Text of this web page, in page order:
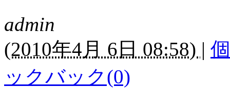
admin
(2010年4月 6日 08:58) |
ックバック(0)